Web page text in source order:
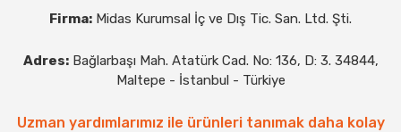
Firma: Midas Kurumsal İç ve Dış Tic. San. Ltd. Şti.
Adres: Bağlarbaşı Mah. Atatürk Cad. No: 136, D: 3. 34844,
Maltepe - İstanbul - Türkiye
Uzman yardımlarımız ile ürünleri tanımak daha kolay